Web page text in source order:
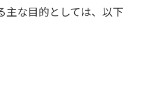
主な目的としては、以下